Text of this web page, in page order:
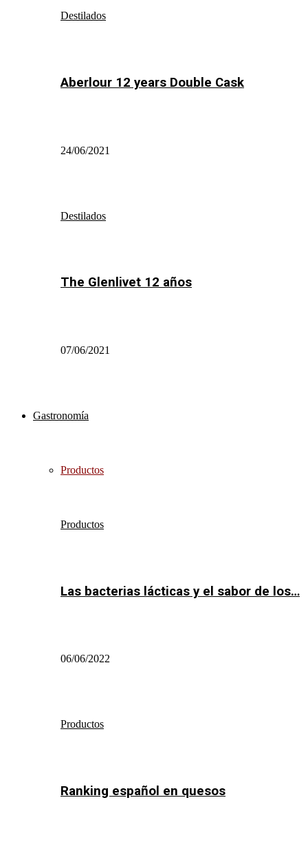
Destilados
Aberlour 12 years Double Cask
24/06/2021
Destilados
The Glenlivet 12 años
07/06/2021
Gastronomía
Productos
Productos
Las bacterias lácticas y el sabor de los…
06/06/2022
Productos
Ranking español en quesos